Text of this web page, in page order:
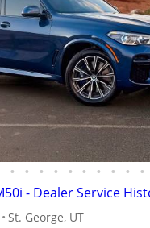
• • • • • • • • • •
St. George, UT